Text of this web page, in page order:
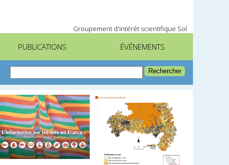
Groupement d'intérêt scientifique Sol
PUBLICATIONS ÉVÉNEMENTS